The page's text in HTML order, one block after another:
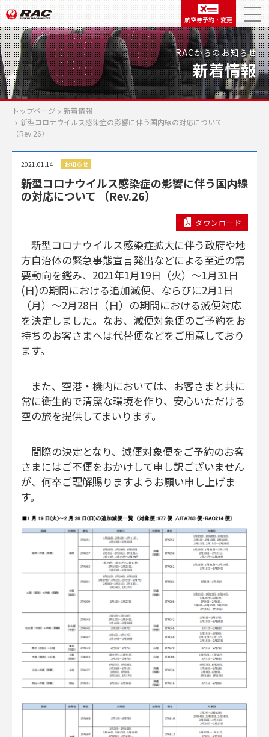
航空券予約・変更
RACからのお知らせ
新着情報
トップページ
新着情報
新型コロナウイルス感染症の影響に伴う国内線の対応について
（Rev.26）
2021.01.14 お知らせ
新型コロナウイルス感染症の影響に伴う国内線
の対応について （Rev.26）
ダウンロード
新型コロナウイルス感染症拡大に伴う政府や地
方自治体の緊急事態宣言発出などによる至近の需
要動向を鑑み、2021年1月19日（火）～1月31日
(日)の期間における追加減便、ならびに2月1日
（月）～2月28日（日）の期間における減便対応
を決定しました。なお、減便対象便のご予約をお
持ちのお客さまへは代替便などをご用意しており
ます。
また、空港・機内においては、お客さまと共に
常に衛生的で清潔な環境を作り、安心いただける
空の旅を提供してまいります。
間際の決定となり、減便対象便をご予約のお客
さまにはご不便をおかけして申し訳ございません
が、何卒ご理解賜りますようお願い申し上げま
す。